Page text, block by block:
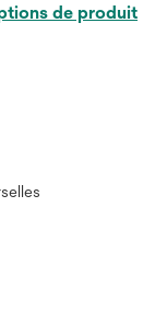
de produit